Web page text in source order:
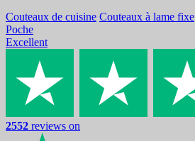
Couteaux de cuisine Couteaux à lame fixe
Poche
Excellent
2552 reviews on